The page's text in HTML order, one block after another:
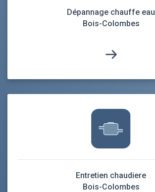
Dépannage chauffe eau
Bois-Colombes
Entretien chaudiere
Bois-Colombes